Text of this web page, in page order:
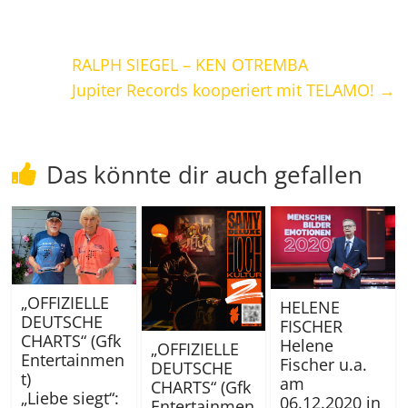
RALPH SIEGEL – KEN OTREMBA
Jupiter Records kooperiert mit TELAMO! →
Das könnte dir auch gefallen
„OFFIZIELLE
DEUTSCHE
CHARTS“ (Gfk
Entertainmen
t)
„Liebe siegt“:
„OFFIZIELLE
DEUTSCHE
CHARTS“ (Gfk
HELENE
FISCHER
Helene
Fischer u.a.
am
06.12.2020 in